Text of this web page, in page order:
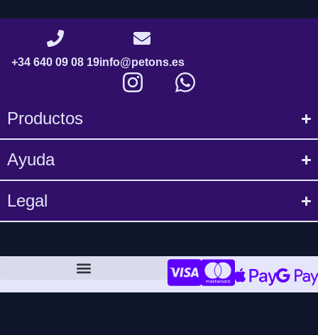
+34 640 09 08 19info@petons.es
Productos
Ayuda
Legal